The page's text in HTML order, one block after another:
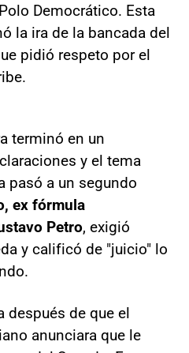
Democrático. Esta
la ira de la bancada del
pidió respeto por el
terminó en un
y el tema
pasó a un segundo
ex fórmula
Petro, exigió
y calificó de "juicio" lo
después de que el
anunciara que le